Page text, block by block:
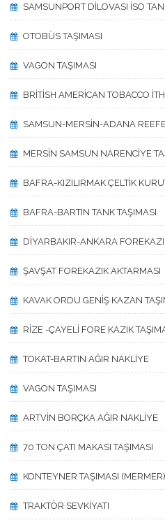
SAMSUNPORT DİLOVASI İSO
OTOBÜS TAŞIMASI
VAGON TAŞIMASI
BRİTİSH AMERİCAN TOBACCO
SAMSUN-MERSİN-ADANA
MERSİN SAMSUN NARENCİYE
BAFRA-KIZILIRMAK ÇELTİK
BAFRA-BARTIN TANK TAŞIMASI
DİYARBAKIR-ANKARA
ŞAVŞAT FOREKAZIK AKTARMASI
KAVAK ORDU GENİŞ KAZAN
RİZE -ÇAYELİ FORE KAZIK
TOKAT-BARTIN AĞIR NAKLİYE
VAGON TAŞIMASI
ARTVİN BORÇKA AĞIR NAKLİYE
70 TON ÇATI MAKASI TAŞIMASI
KONTEYNER TAŞIMASI (MERMER)
TRAKTÖR SEVKİYATI